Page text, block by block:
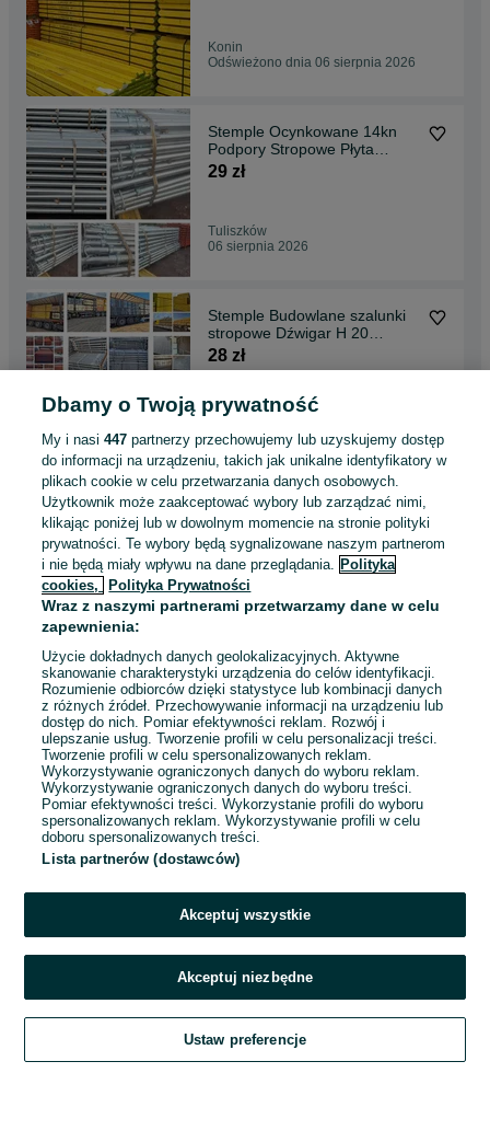
Konin
Odświeżono dnia 06 sierpnia 2026
Stemple Ocynkowane 14kn
Podpory Stropowe Płyta
Czarna Doki
29 zł
Tuliszków
06 sierpnia 2026
Stemple Budowlane szalunki
stropowe Dźwigar H 20
Trójnogi Głowice
28 zł
Kielce
06 sierpnia 2026
Stemple budowlane Sklejka
szalunkowa Podpory stropowe
Dźwigar H20
19 zł
Krzymów
06 sierpnia 2026
1 ... 14 ... 45
Zadzwoń / SMS
Szukaj Obserwujesz Dodaj Czat Konto
Dbamy o Twoją prywatność
My i nasi447 partnerzy przechowujemy lub uzyskujemy dostęp
do informacji na urządzeniu, takich jak unikalne identyfikatory w
plikach cookie w celu przetwarzania danych osobowych.
Użytkownik może zaakceptować wybory lub zarządzać nimi,
klikając poniżej lub w dowolnym momencie na stronie polityki
prywatności. Te wybory będą sygnalizowane naszym partnerom
i nie będą miały wpływu na dane przeglądania. Polityka
cookies,
Polityka Prywatności
Wraz z naszymi partnerami przetwarzamy dane w celu
zapewnienia:
Użycie dokładnych danych geolokalizacyjnych. Aktywne
skanowanie charakterystyki urządzenia do celów identyfikacji.
Rozumienie odbiorców dzięki statystyce lub kombinacji danych
z różnych źródeł. Przechowywanie informacji na urządzeniu lub
dostęp do nich. Pomiar efektywności reklam. Rozwój i
ulepszanie usług. Tworzenie profili w celu personalizacji treści.
Tworzenie profili w celu spersonalizowanych reklam.
Wykorzystywanie ograniczonych danych do wyboru reklam.
Wykorzystywanie ograniczonych danych do wyboru treści.
Pomiar efektywności treści. Wykorzystanie profili do wyboru
spersonalizowanych reklam. Wykorzystywanie profili w celu
doboru spersonalizowanych treści.
Lista partnerów (dostawców)
Akceptuj wszystkie
Akceptuj niezbędne
Ustaw preferencje